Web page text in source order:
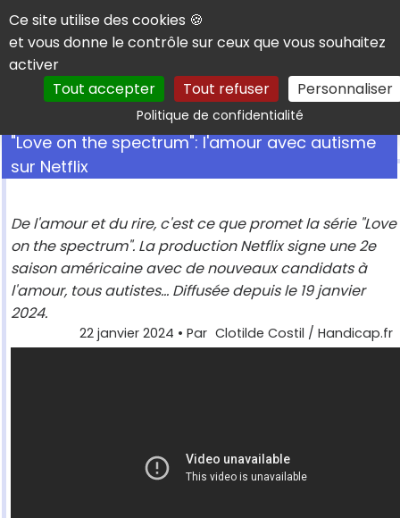
Panneau de gestion des cookies
Ce site utilise des cookies 🍪
et vous donne le contrôle sur ceux que vous souhaitez
activer
Tout accepter
Tout refuser Personnaliser
Politique de confidentialitéRechercher
"Love on the spectrum": l'amour avec autisme
sur Netflix
De l'amour et du rire, c'est ce que promet la série "Love
on the spectrum". La production Netflix signe une 2e
saison américaine avec de nouveaux candidats à
l'amour, tous autistes... Diffusée depuis le 19 janvier
2024.
22 janvier 2024 • Par Clotilde Costil / Handicap.fr